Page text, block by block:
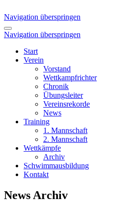
Navigation überspringen
Navigation überspringen
Start
Verein
Vorstand
Wettkampfrichter
Chronik
Übungsleiter
Vereinsrekorde
News
Training
1. Mannschaft
2. Mannschaft
Wettkämpfe
Archiv
Schwimmausbildung
Kontakt
News Archiv